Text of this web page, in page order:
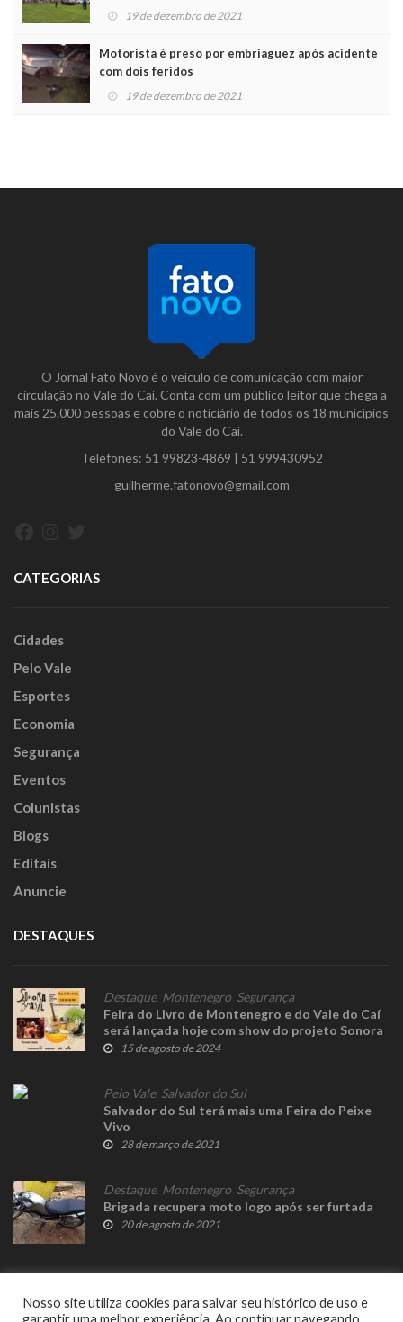
19 de dezembro de 2021
Motorista é preso por embriaguez após acidente
com dois feridos
19 de dezembro de 2021
O Jornal Fato Novo é o veículo de comunicação com maior
circulação no Vale do Caí. Conta com um público leitor que chega a
mais 25.000 pessoas e cobre o noticiário de todos os 18 municípios
do Vale do Caí.
Telefones: 51 99823-4869 | 51 999430952
guilherme.fatonovo@gmail.com
CATEGORIAS
Cidades
Pelo Vale
Esportes
Economia
Segurança
Eventos
Colunistas
Blogs
Editais
Anuncie
DESTAQUES
Destaque, Montenegro Segurança
Feira do Livro de Montenegro e do Vale do Caí
será lançada hoje com show do projeto Sonora
Brasil15 de agosto de 2024
Pelo Vale, Salvador do Sul
Salvador do Sul terá mais uma Feira do Peixe
Vivo
28 de março de 2021
Destaque, Montenegro Segurança
Brigada recupera moto logo após ser furtada
20 de agosto de 2021
Nosso site utiliza cookies para salvar seu histórico de uso e
garantir uma melhor experiência. Ao continuar navegando